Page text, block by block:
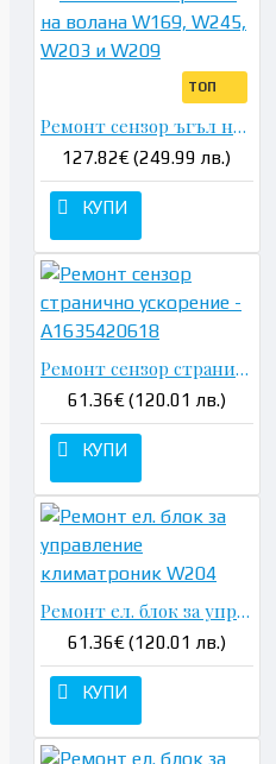
ТОП
Ремонт сензор ъгъл на волана W169, W245, W203 и W209
127.82€ (249.99 лв.)
КУПИ
Ремонт сензор странично ускорение - A1635420618
61.36€ (120.01 лв.)
КУПИ
Ремонт ел. блок за управление климатроник W204
61.36€ (120.01 лв.)
КУПИ